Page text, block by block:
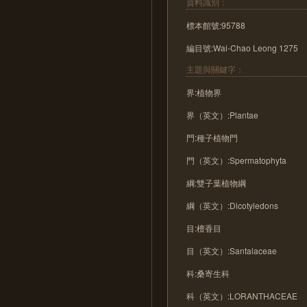
標本館號:95788
編目號:Wai-Chao Leong 1275
主題與關鍵字：
界:植物界
界（英文）:Plantae
門:種子植物門
門（英文）:Spermatophyta
綱:雙子葉植物綱
綱（英文）:Dicotyledons
目:檀香目
目（英文）:Santalaceae
科:桑寄生科
科（英文）:LORANTHACEAE